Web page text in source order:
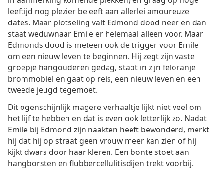
leeftijd nog plezier beleeft aan allerlei amoureuze
dates. Maar plotseling valt Edmond dood neer en dan
staat weduwnaar Emile er helemaal alleen voor. Maar
Edmonds dood is meteen ook de trigger voor Emile
om een nieuw leven te beginnen. Hij zegt zijn vaste
groepje hangouderen gedag, stapt in zijn feloranje
brommobiel en gaat op reis, een nieuw leven en een
tweede jeugd tegemoet.
Dit ogenschijnlijk magere verhaaltje lijkt niet veel om
het lijf te hebben en dat is even ook letterlijk zo. Nadat
Emile bij Edmond zijn naakten heeft bewonderd, merkt
hij dat hij op straat geen vrouw meer kan zien of hij
kijkt dwars door haar kleren. Een bonte stoet aan
hangborsten en flubbercellulitisdijen trekt voorbij.